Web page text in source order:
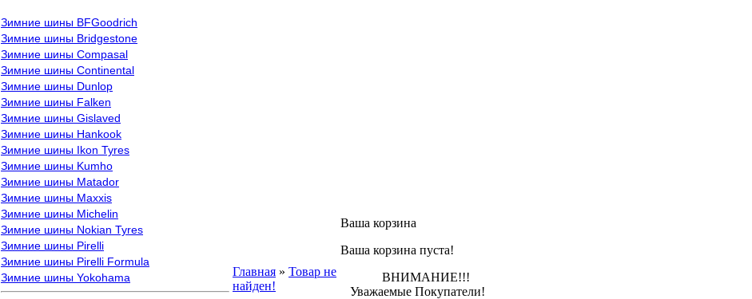
Зимние шины BFGoodrich
Зимние шины Bridgestone
Зимние шины Compasal
Зимние шины Continental
Зимние шины Dunlop
Зимние шины Falken
Зимние шины Gislaved
Зимние шины Hankook
Зимние шины Ikon Tyres
Зимние шины Kumho
Зимние шины Matador
Зимние шины Maxxis
Зимние шины Michelin
Зимние шины Nokian Tyres
Зимние шины Pirelli
Зимние шины Pirelli Formula
Зимние шины Yokohama
Главная » Товар не
найден!
Ваша корзина
Ваша корзина пуста!
ВНИМАНИЕ!!!
Уважаемые Покупатели!